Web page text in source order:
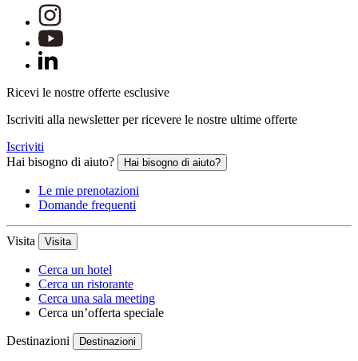
Ricevi le nostre offerte esclusive
Iscriviti alla newsletter per ricevere le nostre ultime offerte
Iscriviti
Hai bisogno di aiuto?
Hai bisogno di aiuto?
Le mie prenotazioni
Domande frequenti
Visita Visita
Cerca un hotel
Cerca un ristorante
Cerca una sala meeting
Cerca un’offerta speciale
Destinazioni Destinazioni